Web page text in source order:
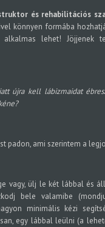
és rehabilitációs
könnyen formába
lehet! Jöjjenek
újra kell lábizmaidat
padon, ami szerintem a
vagy, ülj le két lábbal és
bele valamibe
minimális kézi
egy lábbal leülni (a